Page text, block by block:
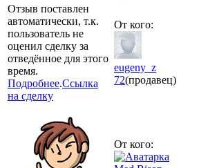
Отзыв поставлен
автоматически, т.к.
пользователь не
оценил сделку за
отведённое для этого
время.
Подробнее.Ссылка
на сделку
От кого:
eugeny_z
72(продавец)
От кого: